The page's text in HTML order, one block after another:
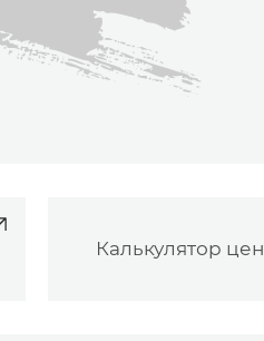
Калькулятор цен